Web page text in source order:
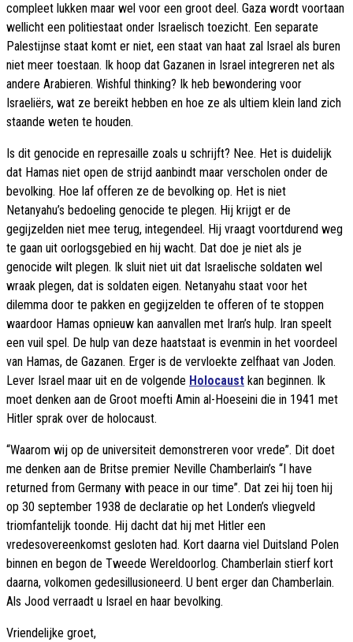
compleet lukken maar wel voor een groot deel. Gaza wordt voortaan
wellicht een politiestaat onder Israelisch toezicht. Een separate
Palestijnse staat komt er niet, een staat van haat zal Israel als buren
niet meer toestaan. Ik hoop dat Gazanen in Israel integreren net als
andere Arabieren. Wishful thinking? Ik heb bewondering voor
Israeliërs, wat ze bereikt hebben en hoe ze als ultiem klein land zich
staande weten te houden.
Is dit genocide en represaille zoals u schrijft? Nee. Het is duidelijk
dat Hamas niet open de strijd aanbindt maar verscholen onder de
bevolking. Hoe laf offeren ze de bevolking op. Het is niet
Netanyahu’s bedoeling genocide te plegen. Hij krijgt er de
gegijzelden niet mee terug, integendeel. Hij vraagt voortdurend weg
te gaan uit oorlogsgebied en hij wacht. Dat doe je niet als je
genocide wilt plegen. Ik sluit niet uit dat Israelische soldaten wel
wraak plegen, dat is soldaten eigen. Netanyahu staat voor het
dilemma door te pakken en gegijzelden te offeren of te stoppen
waardoor Hamas opnieuw kan aanvallen met Iran’s hulp. Iran speelt
een vuil spel. De hulp van deze haatstaat is evenmin in het voordeel
van Hamas, de Gazanen. Erger is de vervloekte zelfhaat van Joden.
Lever Israel maar uit en de volgende Holocaust kan beginnen. Ik
moet denken aan de Groot moefti Amin al-Hoeseini die in 1941 met
Hitler sprak over de holocaust.
“Waarom wij op de universiteit demonstreren voor vrede”. Dit doet
me denken aan de Britse premier Neville Chamberlain’s “I have
returned from Germany with peace in our time”. Dat zei hij toen hij
op 30 september 1938 de declaratie op het Londen’s vliegveld
triomfantelijk toonde. Hij dacht dat hij met Hitler een
vredesovereenkomst gesloten had. Kort daarna viel Duitsland Polen
binnen en begon de Tweede Wereldoorlog. Chamberlain stierf kort
daarna, volkomen gedesillusioneerd. U bent erger dan Chamberlain.
Als Jood verraadt u Israel en haar bevolking.
Vriendelijke groet,